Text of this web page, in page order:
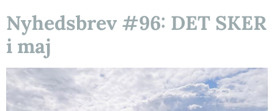
Nyhedsbrev #96: DET SKER
i maj